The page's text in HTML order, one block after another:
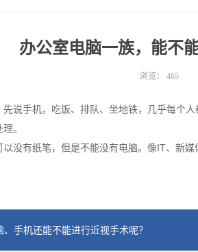
办公室电脑一族，能不
浏览： 465
说手机，吃饭、排队、坐地铁，几乎每个
。
没有纸笔，但是不能没有电脑。像IT、新
手机还能不能进行近视手术呢？